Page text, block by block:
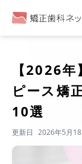
【2026年
ピース矯
10選
更新日 2026年5月18